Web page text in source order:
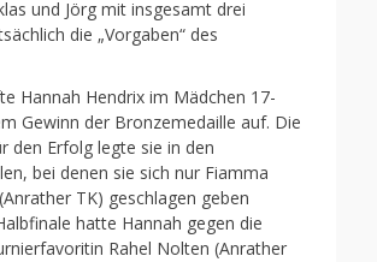
und Jörg mit insgesamt drei
die „Vorgaben“ des
Hannah Hendrix im Mädchen 17-
Gewinn der Bronzemedaille auf. Die
den Erfolg legte sie in den
bei denen sie sich nur Fiamma
TK) geschlagen geben
hatte Hannah gegen die
Rahel Nolten (Anrather